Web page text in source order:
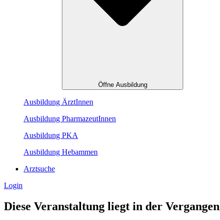
Öffne Ausbildung
Ausbildung ÄrztInnen
Ausbildung PharmazeutInnen
Ausbildung PKA
Ausbildung Hebammen
Arztsuche
Login
Diese Veranstaltung liegt in der